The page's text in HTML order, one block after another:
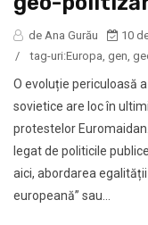
de Ana Gurău
10
/
tag-uri:Europa gen
O evoluție periculoasă
sovietice are loc în
protestelor
legat de politicile
aici, abordarea
europeană” sau...